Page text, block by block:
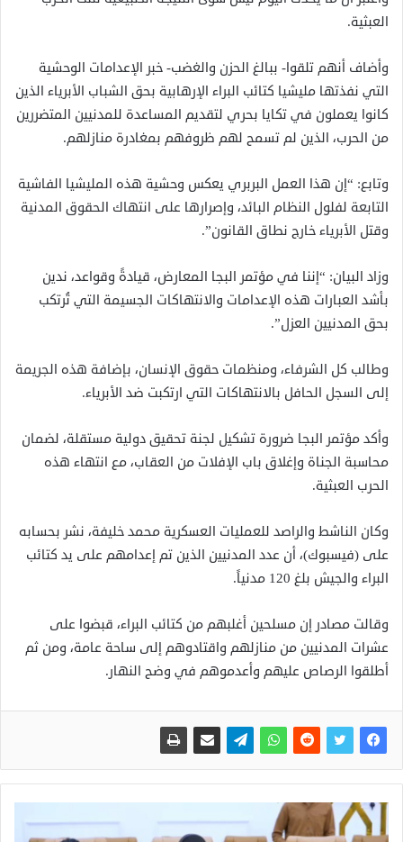
العبثية.
وأضاف أنهم تلقوا- ببالغ الحزن والغضب- خبر الإعدامات الوحشية
التي نفذتها مليشيا كتائب البراء الإرهابية بحق الشباب الأبرياء الذين
كانوا يعملون في تكايا بحري لتقديم المساعدة للمدنيين المتضررين
من الحرب، الذين لم تسمح لهم ظروفهم بمغادرة منازلهم.
وتابع: “إن هذا العمل البربري يعكس وحشية هذه المليشيا الفاشية
التابعة لفلول النظام البائد، وإصرارها على انتهاك الحقوق المدنية
وقتل الأبرياء خارج نطاق القانون”.
وزاد البيان: “إننا في مؤتمر البجا المعارض، قيادةً وقواعد، ندين
بأشد العبارات هذه الإعدامات والانتهاكات الجسيمة التي تُرتكب
بحق المدنيين العزل”.
وطالب كل الشرفاء، ومنظمات حقوق الإنسان، بإضافة هذه الجريمة
إلى السجل الحافل بالانتهاكات التي ارتكبت ضد الأبرياء.
وأكد مؤتمر البجا ضرورة تشكيل لجنة تحقيق دولية مستقلة، لضمان
محاسبة الجناة وإغلاق باب الإفلات من العقاب، مع انتهاء هذه
الحرب العبثية.
وكان الناشط والراصد للعمليات العسكرية محمد خليفة، نشر بحسابه
على (فيسبوك)، أن عدد المدنيين الذين تم إعدامهم على يد كتائب
البراء والجيش بلغ 120 مدنياً.
وقالت مصادر إن مسلحين أغلبهم من كتائب البراء، قبضوا على
عشرات المدنيين من منازلهم واقتادوهم إلى ساحة عامة، ومن ثم
أطلقوا الرصاص عليهم وأعدموهم في وضح النهار.